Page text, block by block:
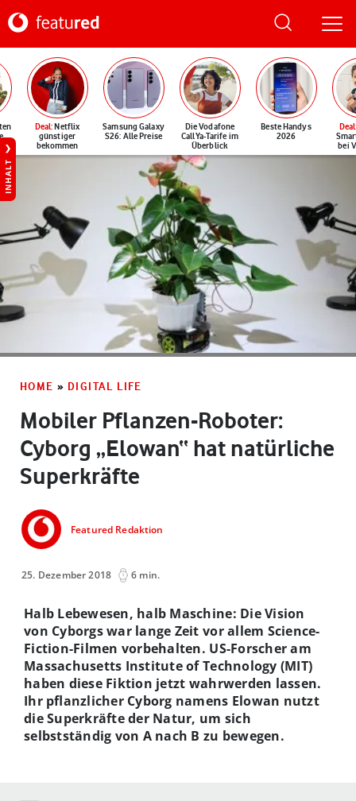
Deal: Netflix
günstiger
bekommen
Samsung Galaxy
S26: Alle Preise
Die Vodafone
CallYa-Tarife im
Überblick
Beste Handys
2026
Deal
bei
INHALT
HOME » DIGITAL LIFE
Mobiler Pflanzen-Roboter:
Cyborg „Elowan“ hat natürliche
Superkräfte
Featured Redaktion
25. Dezember 2018 6 min.
Halb Lebewesen, halb Maschine: Die Vision
von Cyborgs war lange Zeit vor allem Science-
Fiction-Filmen vorbehalten. US-Forscher am
Massachusetts Institute of Technology (MIT)
haben diese Fiktion jetzt wahrwerden lassen.
Ihr pflanzlicher Cyborg namens Elowan nutzt
die Superkräfte der Natur, um sich
selbstständig von A nach B zu bewegen.